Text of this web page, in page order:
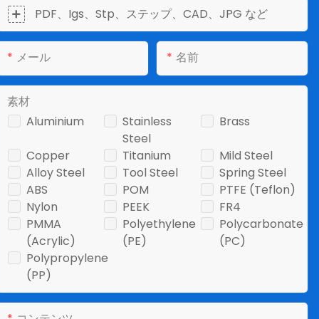
PDF、Igs、Stp、ステップ、CAD、JPG など
メール 名前
Aluminium
Stainless
Steel
Brass
Copper Titanium
Mild Steel
Alloy Steel
Tool Steel
Spring Steel
ABS
POM
PTFE (Teflon)
Nylon
PEEK
FR4
PMMA
(Acrylic)
Polyethylene
(PE)
Polycarbonate
(PC)
Polypropylene
(PP)
素材